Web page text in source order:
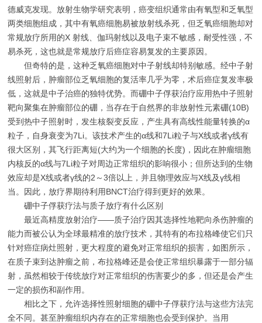
德威克发现。放射生物学研究表明，癌变组织通常由有氧型和乏氧型
两类细胞组成，其中有氧癌细胞易被放射线杀死，但乏氧癌细胞却对
常规放疗所用的X 射线、伽玛射线以及电子束不敏感，耐受性强，不
易杀死，这也就是常规放疗后癌症容易复发的主要原因。
但奇特的是，这种乏氧癌细胞对中子射线却特别敏感。经中子射
线照射后，肿瘤部位乏氧细胞的复活率几乎为零，术后癌症复发率极
低，这就是中子治癌的独特优势。而硼中子俘获治疗应用热中子照射
靶向聚集在肿瘤部位的硼，当存在于自然界的非放射性元素硼(10B)
受到热中子照射时，发生核裂变反应，产生具有高线性能量转换的α
粒子，自身衰变为7Li。该技术产生的α线和7Li粒子与X线或者γ线有
很大区别，其飞行距离短(大约为一个细胞的长度)，因此在肿瘤细胞
内核反的α线与7Li粒子对周边正常组织的影响很小；但所达到的生物
效应却是X线或者γ线的2～3倍以上，并且物理效应与X线及γ线相
当。因此，放疗界期待利用BNCT治疗得到更好的效果。
硼中子俘获疗法与质子放疗有什么区别
最近高精度放射治疗——质子治疗因其选择性地靶向杀伤肿瘤的
能力而被公认为全球最精准的放疗技术，其特有的布拉格峰使它们只
针对癌症病灶照射，更大程度的避免对正常组织的损害，如图所示，
在质子束到达肿瘤之前，布拉格峰还是会使正常组织暴露于一部分辐
射，虽然相较于传统放疗对正常组织的伤害要少的多，但还是会产生
一定的损伤和副作用。
相比之下，允许选择性照射细胞的硼中子俘获疗法与这些方法完
全不同。甚至肿瘤组织内存在的正常细胞也会受到保护。当用